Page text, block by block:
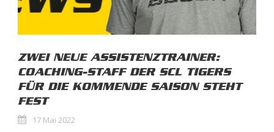
ZWEI NEUE ASSISTENZTRAINER:
COACHING-STAFF DER SCL TIGERS
FÜR DIE KOMMENDE SAISON STEHT
FEST
17 Mai 2022